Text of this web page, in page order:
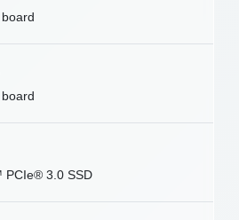
PCIe® 3.0 SSD